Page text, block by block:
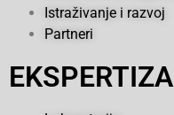
Istraživanje i razvoj
Partneri
EKSPERTIZA